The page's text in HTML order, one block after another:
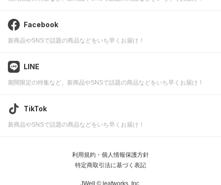
Facebook
新商品やSNSで話題の商品などをいち早くお届け！
LINE
期間限定の特集など、新商品やSNSで話題の商品などをいち早くお届け！
TikTok
新商品やSNSで話題の商品などをいち早くお届け！
利用規約・個人情報保護方針
特定商取引法に基づく表記
JWell © leafworks, Inc.